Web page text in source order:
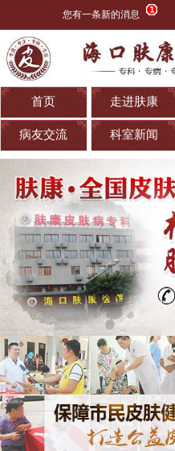
您有一条新的消息
首页 走进肤康
病友交流 科室新闻